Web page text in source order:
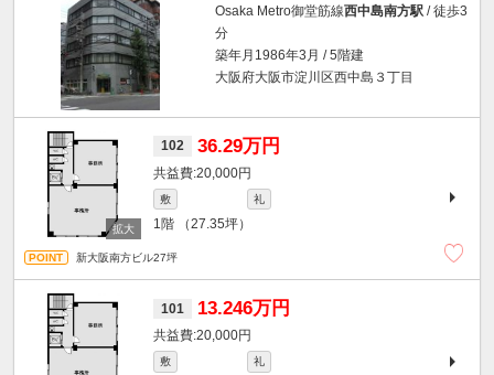
Osaka Metro御堂筋線西中島南方駅 / 徒歩3
分
築年月1986年3月 / 5階建
大阪府大阪市淀川区西中島３丁目
102 36.29万円
20,000円
敷 礼
1階 （27.35坪）
新大阪南方ビル27坪
101 13.246万円
20,000円
敷 礼